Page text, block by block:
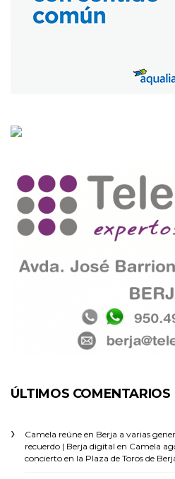
ÚLTIMOS COMENTARIOS
Camela reúne en Berja a varias
recuerdo | Berja digital en Camela
concierto en la Plaza de Toros de